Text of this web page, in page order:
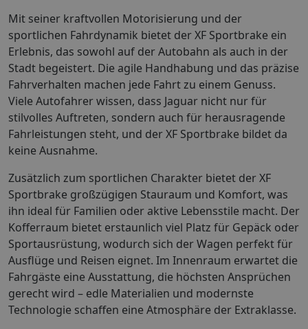
Mit seiner kraftvollen Motorisierung und der
sportlichen Fahrdynamik bietet der XF Sportbrake ein
Erlebnis, das sowohl auf der Autobahn als auch in der
Stadt begeistert. Die agile Handhabung und das präzise
Fahrverhalten machen jede Fahrt zu einem Genuss.
Viele Autofahrer wissen, dass Jaguar nicht nur für
stilvolles Auftreten, sondern auch für herausragende
Fahrleistungen steht, und der XF Sportbrake bildet da
keine Ausnahme.
Zusätzlich zum sportlichen Charakter bietet der XF
Sportbrake großzügigen Stauraum und Komfort, was
ihn ideal für Familien oder aktive Lebensstile macht. Der
Kofferraum bietet erstaunlich viel Platz für Gepäck oder
Sportausrüstung, wodurch sich der Wagen perfekt für
Ausflüge und Reisen eignet. Im Innenraum erwartet die
Fahrgäste eine Ausstattung, die höchsten Ansprüchen
gerecht wird – edle Materialien und modernste
Technologie schaffen eine Atmosphäre der Extraklasse.